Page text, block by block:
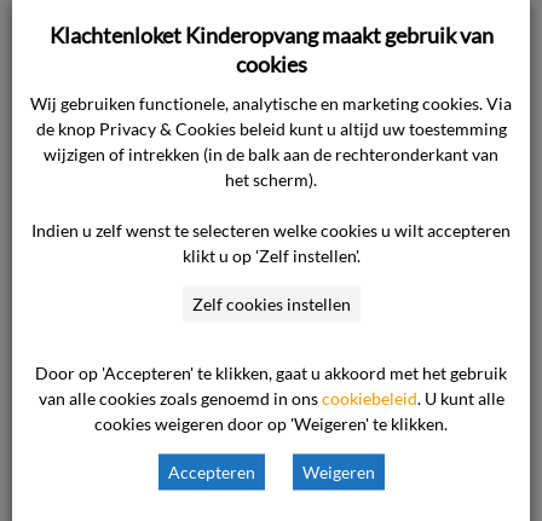
consument ondertekende brief van
23 mei 2005 betreft de bevestiging van het
aanbod. De brief van 23 mei 2005, welke zich
niet in het dossier bevindt, wordt ter zitting
door de ondernemer overgelegd.
volgende overwogen. De commissie stelt vast
gedateerd 23 mei 2005 hebben vastgelegd
per 1 mei 2006 een aantal opvanguren per
week reserveert voor de baby van de
consument en tevens dat de consument
akkoord gaat met de plaatsing en met de in de
Klachtenloket Kinderopvang maakt gebruik van
cookies
Wij gebruiken functionele, analytische en marketing cookies. Via
de knop Privacy & Cookies beleid kunt u altijd uw toestemming
wijzigen of intrekken (in de balk aan de rechteronderkant van
het scherm).
Indien u zelf wenst te selecteren welke cookies u wilt accepteren
klikt u op 'Zelf instellen'.
Zelf cookies instellen
Door op 'Accepteren' te klikken, gaat u akkoord met het gebruik
van alle cookies zoals genoemd in onscookiebeleid . U kunt alle
cookies weigeren door op 'Weigeren' te klikken.
Accepteren Weigeren